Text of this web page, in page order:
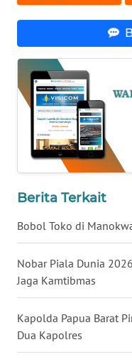
Berita Terkait
Bobol Toko di
Nobar Piala Dunia
Jaga Kamtibmas
Kapolda Papua Barat
Dua Kapolres
SERAMBI
WN
JAMBI
WN
SULTRA
WN
WN
SULTENG
WN
SULBAR
WN